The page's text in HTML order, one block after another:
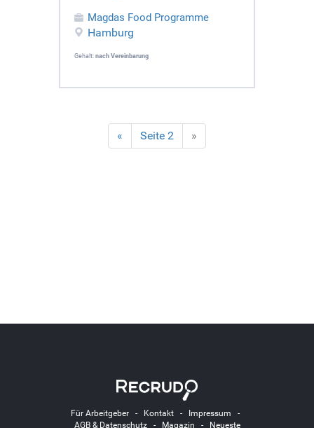
Magdas Food Programme
Hamburg
Gehalt: nach Vereinbarung
« Seite 2 »
Für Arbeitgeber- Kontakt- Impressum -
AGB & Datenschutz- Magazin - Neueste